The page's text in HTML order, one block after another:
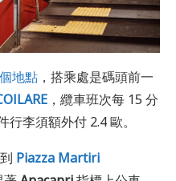
地點 ，搭乘處是碼頭前一
，纜車班次每 15 分
李須額外付 2.4 歐。
Piazza Martiri